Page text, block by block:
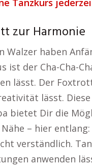
Tanzkurs
zur Harmonie
Walzer haben
ist der Cha-Cha-
lässt. Der
lässt.
bietet Dir die
– hier entlang:
verständlich.
anwenden